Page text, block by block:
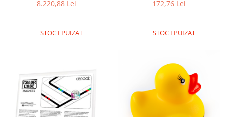
Lichide
Lumina
Magnetic
8.220,88 Lei
STOC EPUIZAT
172,76 Lei
STOC EPUIZAT